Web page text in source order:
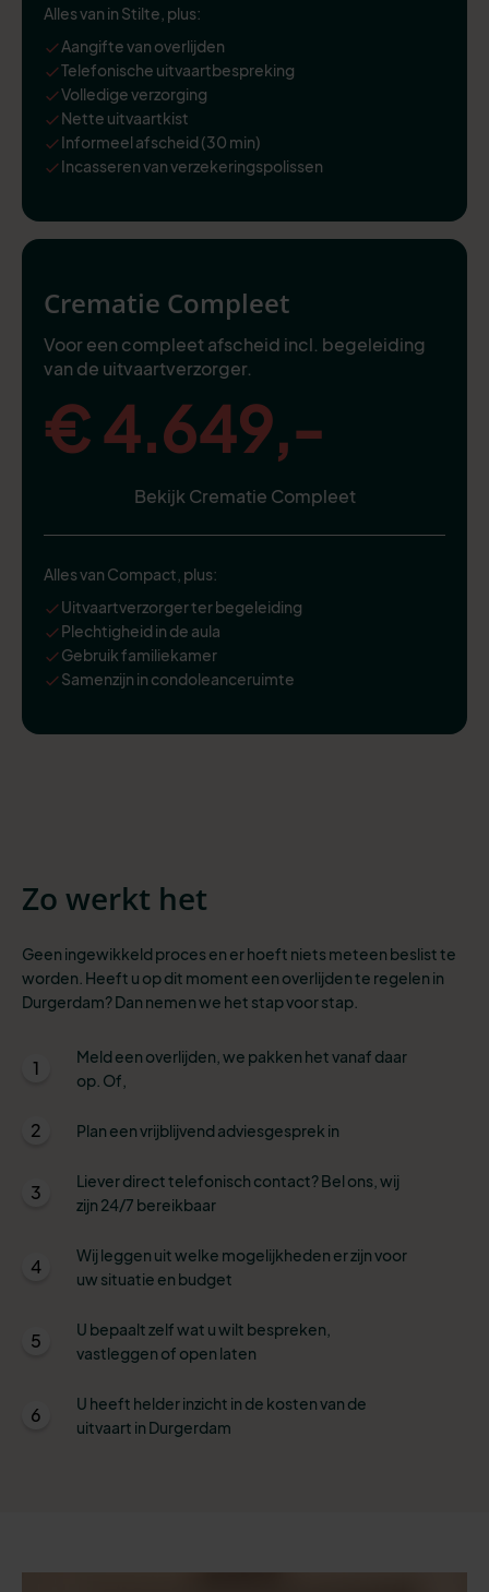
Alles van in Stilte, plus:
Aangifte van overlijden
Telefonische uitvaartbespreking
Volledige verzorging
Nette uitvaartkist
Informeel afscheid (30 min)
Incasseren van verzekeringspolissen
Crematie Compleet
Voor een compleet afscheid incl. begeleiding
van de uitvaartverzorger.
€ 4.649,-
Bekijk Crematie Compleet
Alles van Compact, plus:
Uitvaartverzorger ter begeleiding
Plechtigheid in de aula
Gebruik familiekamer
Samenzijn in condoleanceruimte
Zo werkt het
Geen ingewikkeld proces en er hoeft niets meteen beslist te
worden. Heeft u op dit moment een overlijden te regelen in
Durgerdam? Dan nemen we het stap voor stap.
1
Meld een overlijden, we pakken het vanaf daar
op. Of,
2 Plan een vrijblijvend adviesgesprek in
3
Liever direct telefonisch contact? Bel ons, wij
zijn 24/7 bereikbaar
4
Wij leggen uit welke mogelijkheden er zijn voor
uw situatie en budget
5
U bepaalt zelf wat u wilt bespreken,
vastleggen of open laten
6
U heeft helder inzicht in de kosten van de
uitvaart in Durgerdam